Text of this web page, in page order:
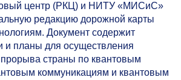
центр (РКЦ) и НИТУ «МИСиС»
редакцию дорожной карты
Документ содержит
и планы для осуществления
прорыва страны по квантовым
коммуникациям и квантовым